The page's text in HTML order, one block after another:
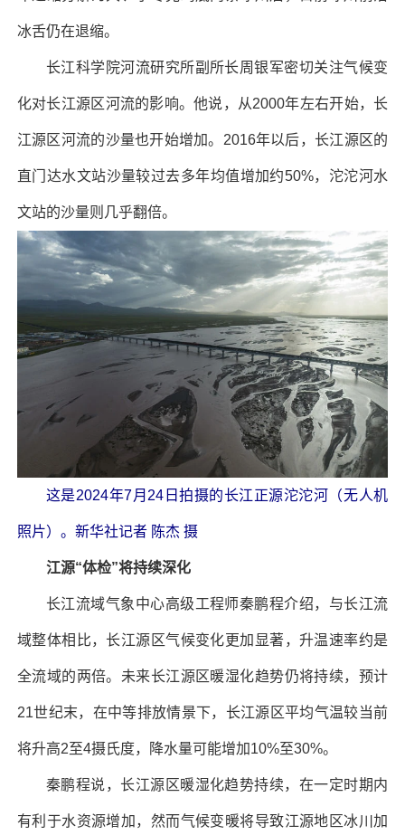
冰舌仍在退缩。
长江科学院河流研究所副所长周银军密切关注气候变
化对长江源区河流的影响。他说，从2000年左右开始，长
江源区河流的沙量也开始增加。2016年以后，长江源区的
直门达水文站沙量较过去多年均值增加约50%，沱沱河水
文站的沙量则几乎翻倍。
这是2024年7月24日拍摄的长江正源沱沱河（无人机
照片）。新华社记者 陈杰 摄
江源“体检”将持续深化
长江流域气象中心高级工程师秦鹏程介绍，与长江流
域整体相比，长江源区气候变化更加显著，升温速率约是
全流域的两倍。未来长江源区暖湿化趋势仍将持续，预计
21世纪末，在中等排放情景下，长江源区平均气温较当前
将升高2至4摄氏度，降水量可能增加10%至30%。
秦鹏程说，长江源区暖湿化趋势持续，在一定时期内
有利于水资源增加，然而气候变暖将导致江源地区冰川加